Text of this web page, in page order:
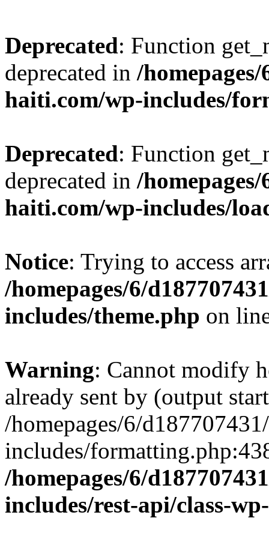
Deprecated: Function
deprecated in /
haiti.com/wp-includes/
Deprecated: Function
deprecated in /
haiti.com/wp-includes/
Notice: Trying to access
/homepages/6/
includes/theme.php on
Warning: Cannot modify
already sent by (output
/homepages/6/
includes/
/homepages/6/
includes/rest-api/class-